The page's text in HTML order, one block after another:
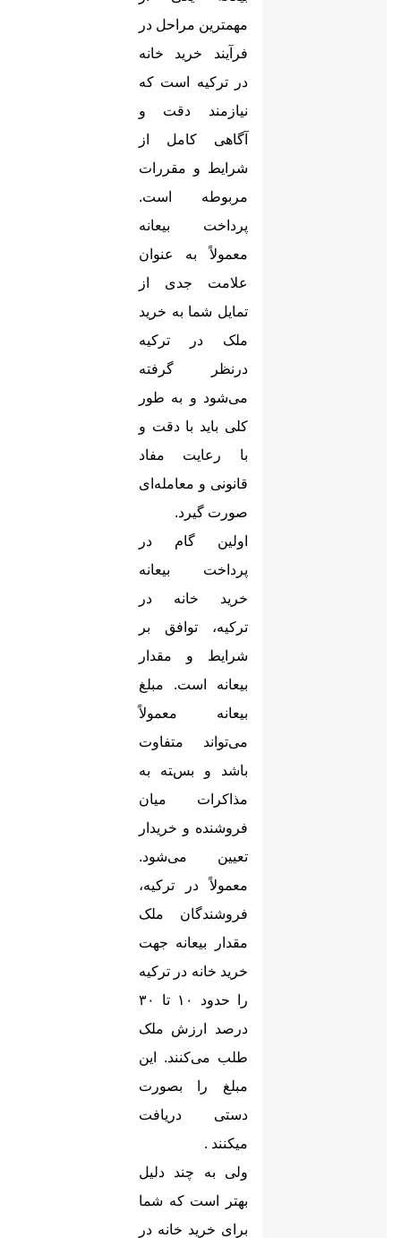
مهمترین مراحل در
فرآیند خرید خانه
در ترکیه است که
نیازمند دقت و
آگاهی کامل از
شرایط و مقررات
مربوطه است.
پرداخت بیعانه
معمولاً به عنوان
علامت جدی از
تمایل شما به خرید
ملک در ترکیه
درنظر گرفته
می‌شود و به طور
کلی باید با دقت و
با رعایت مفاد
قانونی و معامله‌ای
صورت گیرد.
اولین گام در
پرداخت بیعانه
خرید خانه در
ترکیه، توافق بر
شرایط و مقدار
بیعانه است. مبلغ
بیعانه معمولاً
می‌تواند متفاوت
باشد و بسته به
مذاکرات میان
فروشنده و خریدار
تعیین می‌شود.
معمولاً در ترکیه،
فروشندگان ملک
مقدار بیعانه جهت
خرید خانه در ترکیه
را حدود ۱۰ تا ۳۰
درصد ارزش ملک
طلب می‌کنند. این
مبلغ را بصورت
دستی دریافت
میکنند .
ولی به چند دلیل
بهتر است که شما
برای خرید خانه در